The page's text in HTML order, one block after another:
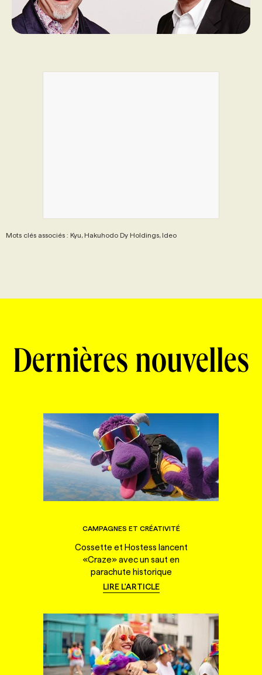
Mots clés associés : Kyu, Hakuhodo Dy Holdings, Ideo
Dernières nouvelles
CAMPAGNES ET CRÉATIVITÉ
Cossette et Hostess lancent
«Craze» avec un saut en
parachute historique
LIRE L'ARTICLE